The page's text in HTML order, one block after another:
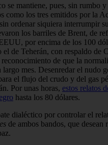
se mantiene, pues, sin rumbo
como los tres emitidos por la
ordenar siquiera interrumpir
los barriles de Brent, de
por encima de los 100
el de Teherán, con respaldo de
de que la
mes. Desenredar el nudo
el flujo del crudo y del gas
Por unas horas, estos relatos
hasta los 80 dólares.
dialéctico por controlar el
de ambos bandos, que desean